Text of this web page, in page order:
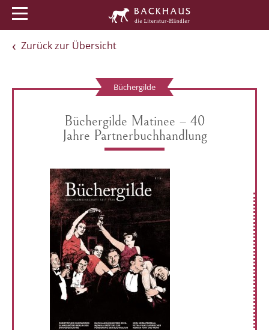
Zurück zur Übersicht
Büchergilde
Büchergilde Matinee – 40
Jahre Partnerbuchhandlung